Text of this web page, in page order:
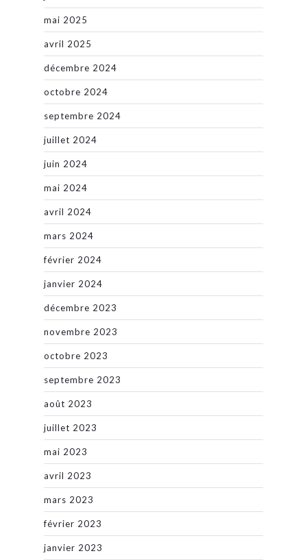
mai 2025
avril 2025
décembre 2024
octobre 2024
septembre 2024
juillet 2024
juin 2024
mai 2024
avril 2024
mars 2024
février 2024
janvier 2024
décembre 2023
novembre 2023
octobre 2023
septembre 2023
août 2023
juillet 2023
mai 2023
avril 2023
mars 2023
février 2023
janvier 2023